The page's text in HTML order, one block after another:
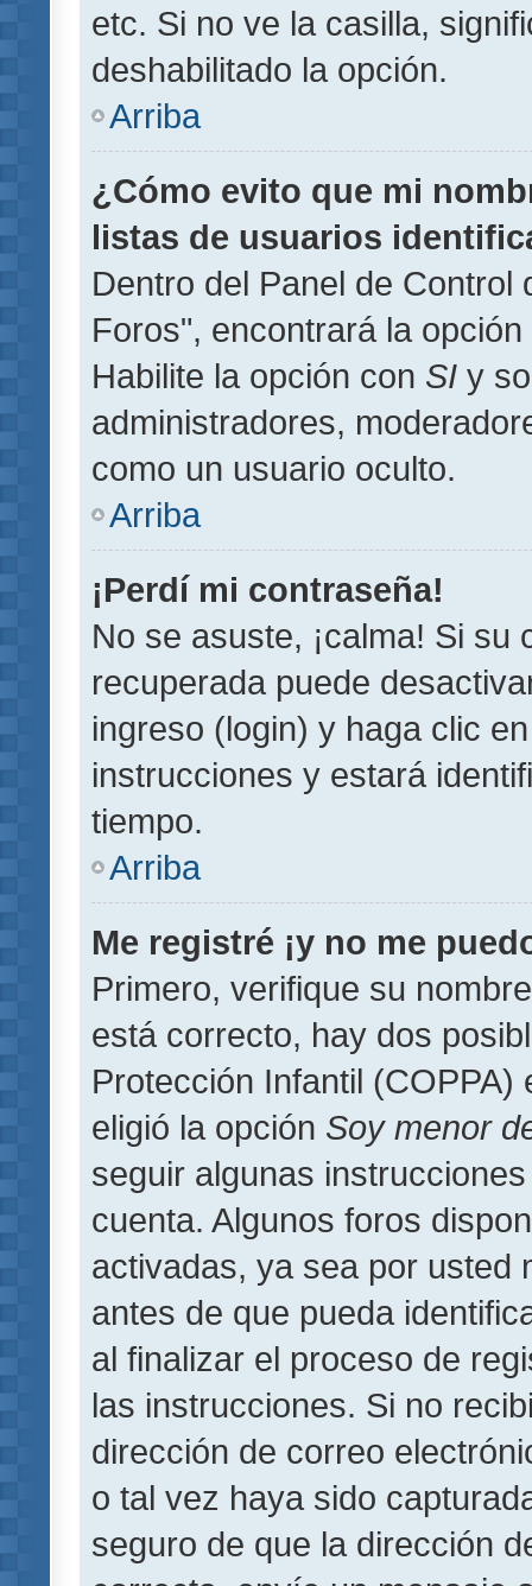
etc. Si no ve la casilla,
deshabilitado la opción.
Arriba
¿Cómo evito que mi
listas de usuarios
Dentro del Panel de
Foros", encontrará la opción
Habilite la opción con SI y
administradores,
como un usuario oculto.
Arriba
¡Perdí mi contraseña!
No se asuste, ¡calma! Si su
recuperada puede
ingreso (login) y haga clic
instrucciones y estará
tiempo.
Arriba
Me registré ¡y no me
Primero, verifique su
está correcto, hay dos
Protección Infantil
eligió la opción Soy menor
seguir algunas
cuenta. Algunos foros
activadas, ya sea por usted
antes de que pueda
al finalizar el proceso de
las instrucciones. Si no
dirección de correo
o tal vez haya sido
seguro de que la dirección